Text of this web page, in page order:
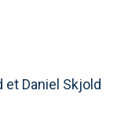
et Daniel Skjold